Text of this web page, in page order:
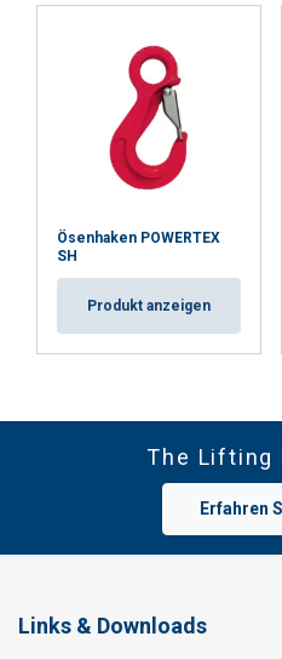
Ösenhaken POWERTEX
SH
Produkt anzeigen
The Lifting
Erfahren
Links & Downloads